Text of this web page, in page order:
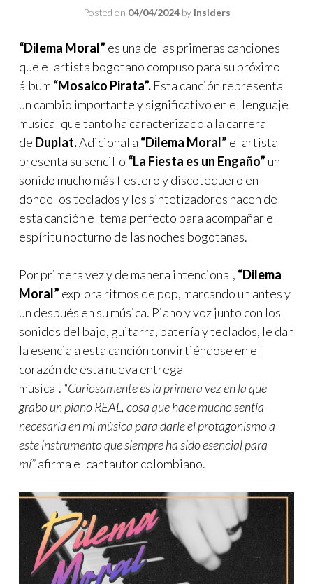
Posted on 04/04/2024by Insiders
“Dilema Moral” es una de las primeras canciones
que el artista bogotano compuso para su próximo
álbum “Mosaico Pirata”. Esta canción representa
un cambio importante y significativo en el lenguaje
musical que tanto ha caracterizado a la carrera
de Duplat.Adicional a “Dilema Moral” el artista
presenta su sencillo “La Fiesta es un Engaño” un
sonido mucho más fiestero y discotequero en
donde los teclados y los sintetizadores hacen de
esta canción el tema perfecto para acompañar el
espíritu nocturno de las noches bogotanas.
Por primera vez y de manera intencional, “Dilema
Moral” explora ritmos de pop, marcando un antes y
un después en su música. Piano y voz junto con los
sonidos del bajo, guitarra, batería y teclados, le dan
la esencia a esta canción convirtiéndose en el
corazón de esta nueva entrega
musical. “Curiosamente es la primera vez en la que
grabo un piano REAL, cosa que hace mucho sentía
necesaria en mi música para darle el protagonismo a
este instrumento que siempre ha sido esencial para
mí”afirma el cantautor colombiano.